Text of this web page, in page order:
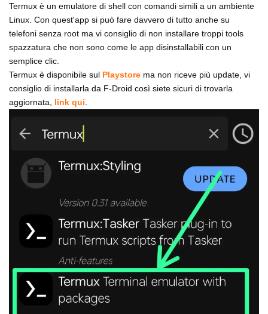
Termux è un emulatore di shell con comandi simili a un ambiente
Linux. Con quest'app si può fare davvero di tutto anche su
telefoni senza root ma vi consiglio di non installare troppi tools
spazzatura che non sono come le app disinstallabili con un
semplice clic.
Termux è disponibile sul Playstore ma non riceve più update, vi
consiglio di installarla da F-Droid così siete sicuri di trovarla
aggiornata, link qui.